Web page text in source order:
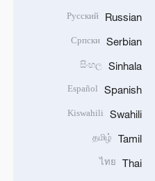
Russian
Русский
Serbian
Српски
Sinhala
සිංහල
Spanish
Español
Swahili
Kiswahili
Tamil
தமிழ்
Thai
ไทย